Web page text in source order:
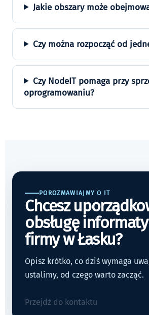
Jakie obszary może
Czy można rozpocząć od
Czy NodeIT pomaga przy
oprogramowaniu?
POROZMAWIAJMY O IT
Chcesz
obsługę
firmy w Łasku?
Opisz krótko, co dziś wymaga
ustalimy, od czego warto zacząć.
Przejdź do kontaktu